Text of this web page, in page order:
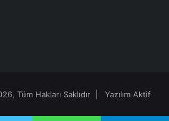
Tüm Hakları Saklıdır | Yazılım Aktif